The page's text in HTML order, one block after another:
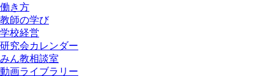
働き方
教師の学び
学校経営
研究会カレンダー
みん教相談室
動画ライブラリー